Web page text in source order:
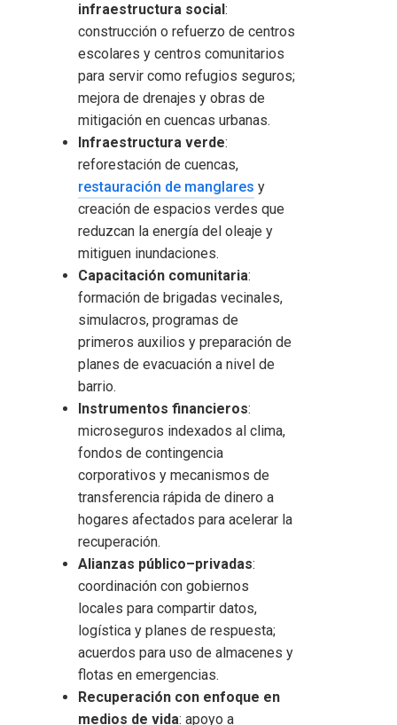
infraestructura social :
construcción o refuerzo de centros
escolares y centros comunitarios
para servir como refugios seguros;
mejora de drenajes y obras de
mitigación en cuencas urbanas.
Infraestructura verde:
reforestación de cuencas,
restauración de manglares y
creación de espacios verdes que
reduzcan la energía del oleaje y
mitiguen inundaciones.
Capacitación comunitaria:
formación de brigadas vecinales,
simulacros, programas de
primeros auxilios y preparación de
planes de evacuación a nivel de
barrio.
Instrumentos financieros:
microseguros indexados al clima,
fondos de contingencia
corporativos y mecanismos de
transferencia rápida de dinero a
hogares afectados para acelerar la
recuperación.
Alianzas público–privadas:
coordinación con gobiernos
locales para compartir datos,
logística y planes de respuesta;
acuerdos para uso de almacenes y
flotas en emergencias.
Recuperación con enfoque en
medios de vida: apoyo a